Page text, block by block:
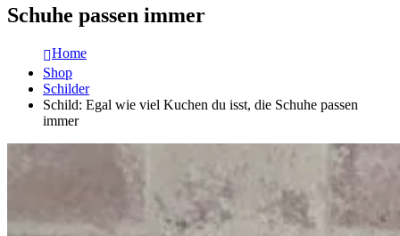
Schuhe passen immer
Home
Shop
Schilder
Schild: Egal wie viel Kuchen du isst, die Schuhe passen
immer